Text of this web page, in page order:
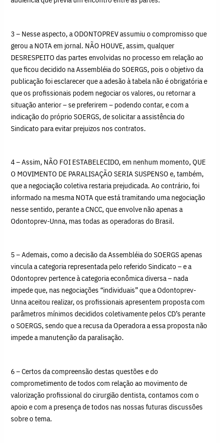
3 – Nesse aspecto, a ODONTOPREV assumiu o compromisso que
gerou a NOTA em jornal. NÃO HOUVE, assim, qualquer
DESRESPEITO das partes envolvidas no processo em relação ao
que ficou decidido na Assembléia do SOERGS, pois o objetivo da
publicação foi esclarecer que a adesão à tabela não é obrigatória e
que os profissionais podem negociar os valores, ou retornar a
situação anterior – se preferirem – podendo contar, e com a
indicação do próprio SOERGS, de solicitar a assistência do
Sindicato para evitar prejuizos nos contratos.
4 – Assim, NÃO FOI ESTABELECIDO, em nenhum momento, QUE
O MOVIMENTO DE PARALISAÇÃO SERIA SUSPENSO e, também,
que a negociação coletiva restaria prejudicada. Ao contrário, foi
informado na mesma NOTA que está tramitando uma negociação
nesse sentido, perante a CNCC, que envolve não apenas a
Odontoprev-Unna, mas todas as operadoras do Brasil.
5 – Ademais, como a decisão da Assembléia do SOERGS apenas
vincula a categoria representada pelo referido Sindicato – e a
Odontoprev pertence à categoria econômica diversa – nada
impede que, nas negociações “individuais” que a Odontoprev-
Unna aceitou realizar, os profissionais apresentem proposta com
parâmetros mínimos decididos coletivamente pelos CD’s perante
o SOERGS, sendo que a recusa da Operadora a essa proposta não
impede a manutenção da paralisação.
6 – Certos da compreensão destas questões e do
comprometimento de todos com relação ao movimento de
valorização profissional do cirurgião dentista, contamos com o
apoio e com a presença de todos nas nossas futuras discussões
sobre o tema.